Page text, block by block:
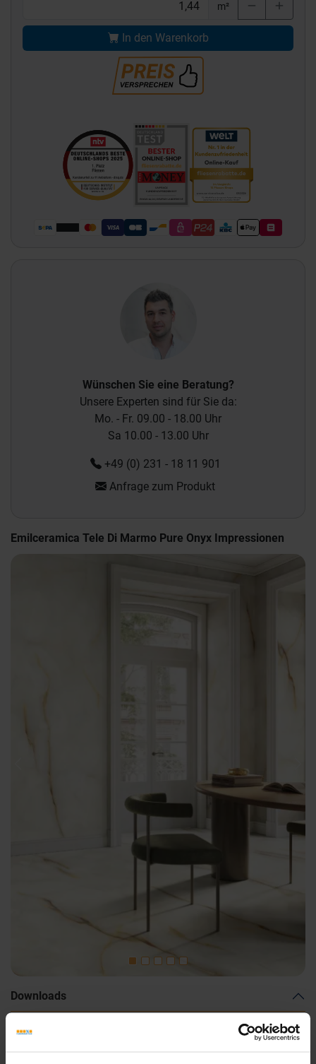
m²
In den Warenkorb
Wünschen Sie eine Beratung?
Unsere Experten sind für Sie da:
Mo. - Fr. 09.00 - 18.00 Uhr
Sa 10.00 - 13.00 Uhr
+49 (0) 231 - 18 11 901
Anfrage zum Produkt
Emilceramica Tele Di Marmo Pure Onyx Impressionen
Downloads